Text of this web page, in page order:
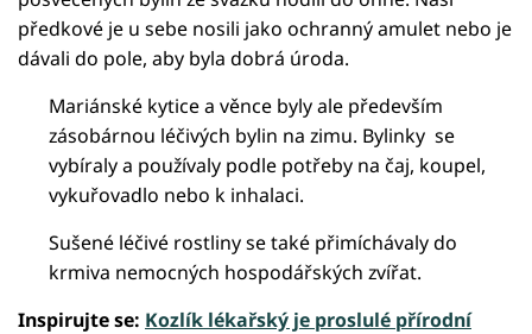
předkové je u sebe nosili jako ochranný amulet nebo je
dávali do pole, aby byla dobrá úroda.
Mariánské kytice a věnce byly ale především
zásobárnou léčivých bylin na zimu. Bylinky se
vybíraly a používaly podle potřeby na čaj, koupel,
vykuřovadlo nebo k inhalaci.
Sušené léčivé rostliny se také přimíchávaly do
krmiva nemocných hospodářských zvířat.
Inspirujte se: Kozlík lékařský je proslulé přírodní